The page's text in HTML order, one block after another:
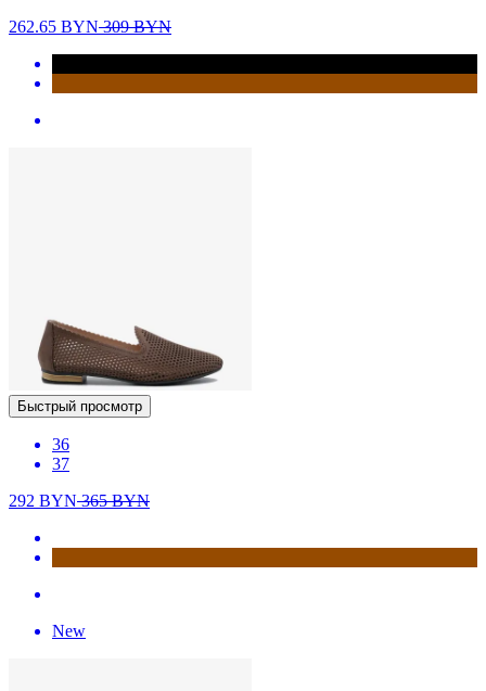
262.65 BYN309BYN
Быстрый просмотр
36
37
292 BYN365BYN
New